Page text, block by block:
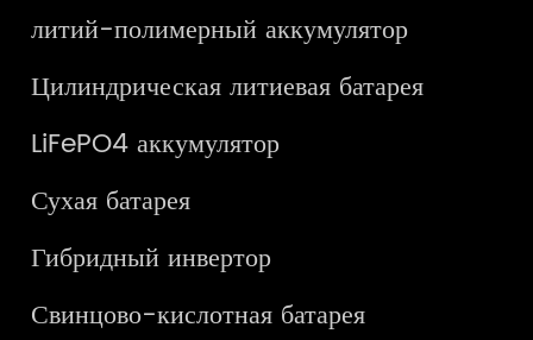
литий-полимерный аккумулятор
Цилиндрическая литиевая батарея
LiFePO4 аккумулятор
Сухая батарея
Гибридный инвертор
Свинцово-кислотная батарея